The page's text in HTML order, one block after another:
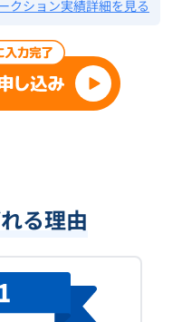
クション実績詳細を見る
る理由